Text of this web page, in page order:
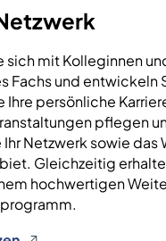
sich mit Kolleginnen
Fachs und entwickeln
Ihre persönliche
pflegen
Netzwerk sowie das
Gleichzeitig
hochwertigen